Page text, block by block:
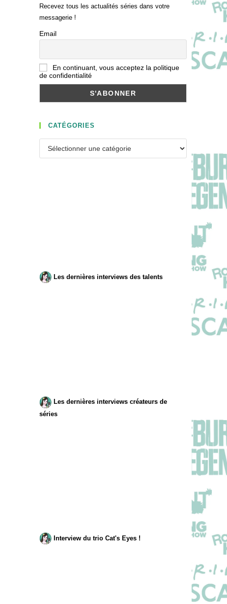
Recevez tous les actualités séries dans votre
messagerie !
Email
En continuant, vous acceptez la politique
de confidentialité
CATÉGORIES
Les dernières interviews des talents
Les dernières interviews créateurs de
séries
Interview du trio Cat's Eyes !